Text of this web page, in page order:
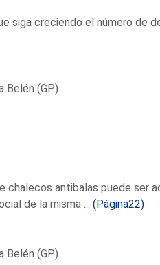
siga creciendo el número de
Belén (GP)
antibalas puede ser
de la misma ... (Página22)
Belén (GP)